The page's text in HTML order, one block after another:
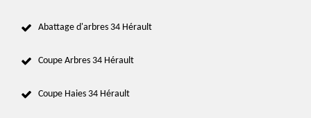
Abattage d'arbres 34 Hérault
Coupe Arbres 34 Hérault
Coupe Haies 34 Hérault